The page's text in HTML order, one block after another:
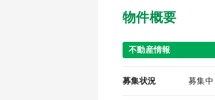
物件概要
不動産情報
募集状況 募集中